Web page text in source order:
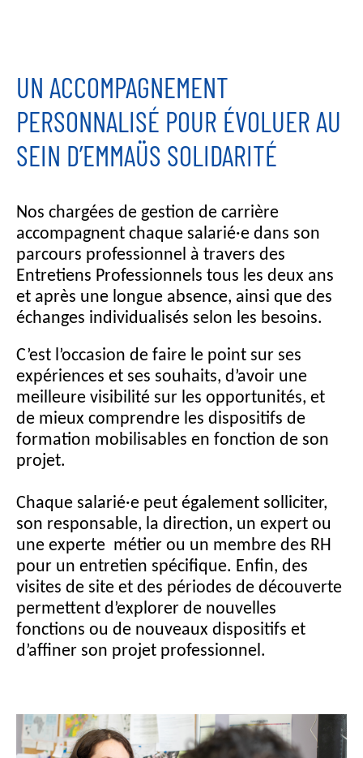
UN ACCOMPAGNEMENT
PERSONNALISÉ POUR ÉVOLUER AU
SEIN D’EMMAÜS SOLIDARITÉ
Nos chargées de gestion de carrière
accompagnent chaque salarié·e dans son
parcours professionnel à travers des
Entretiens Professionnels tous les deux ans
et après une longue absence, ainsi que des
échanges individualisés selon les besoins.
C’est l’occasion de faire le point sur ses
expériences et ses souhaits, d’avoir une
meilleure visibilité sur les opportunités, et
de mieux comprendre les dispositifs de
formation mobilisables en fonction de son
projet.
Chaque salarié·e peut également solliciter,
son responsable, la direction, un expert ou
une experte métier ou un membre des RH
pour un entretien spécifique. Enfin, des
visites de site et des périodes de découverte
permettent d’explorer de nouvelles
fonctions ou de nouveaux dispositifs et
d’affiner son projet professionnel.